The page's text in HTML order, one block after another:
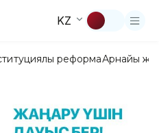
KZ
реформаАрнайы